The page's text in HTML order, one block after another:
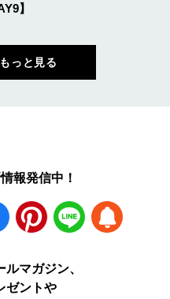
】
っと見る
報発信中！
Pinterest LINE
マガジン、
ゼントや